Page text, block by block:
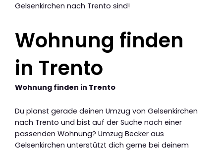
Gelsenkirchen nach Trento sind!
Wohnung finden
in Trento
Wohnung finden in Trento
Du planst gerade deinen Umzug von Gelsenkirchen
nach Trento und bist auf der Suche nach einer
passenden Wohnung? Umzug Becker aus
Gelsenkirchen unterstützt dich gerne bei deinem